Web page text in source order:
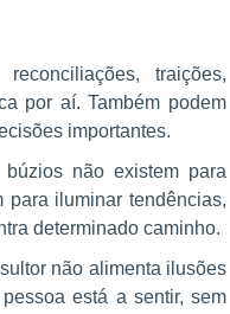
traições,
por aí. Também podem
importantes.
não existem para
para iluminar tendências,
determinado caminho.
não alimenta ilusões
está a sentir, sem